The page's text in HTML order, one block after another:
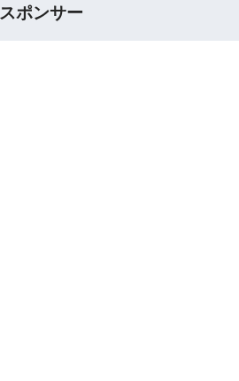
スポンサー